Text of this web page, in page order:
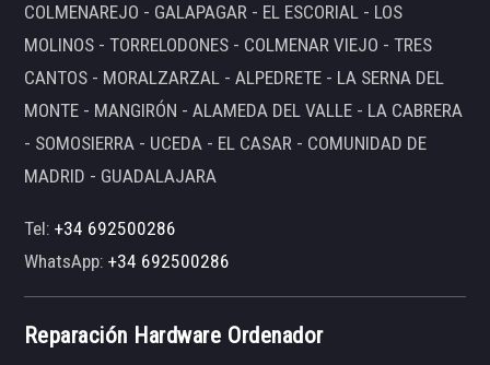
COLMENAREJO - GALAPAGAR - EL ESCORIAL - LOS
MOLINOS - TORRELODONES - COLMENAR VIEJO - TRES
CANTOS - MORALZARZAL - ALPEDRETE - LA SERNA DEL
MONTE - MANGIRÓN - ALAMEDA DEL VALLE - LA CABRERA
- SOMOSIERRA - UCEDA - EL CASAR - COMUNIDAD DE
MADRID - GUADALAJARA
Tel:+34 692500286
WhatsApp:+34 692500286
Reparación Hardware Ordenador